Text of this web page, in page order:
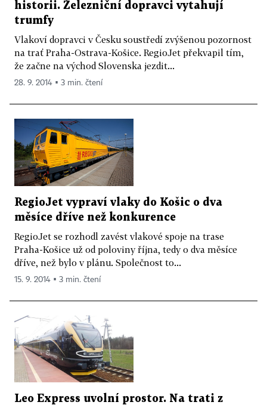
historii. Železniční dopravci vytahují
trumfy
Vlakoví dopravci v Česku soustředí zvýšenou pozornost
na trať Praha-Ostrava-Košice. RegioJet překvapil tím,
že začne na východ Slovenska jezdit...
28. 9. 2014 ▪ 3 min. čtení
RegioJet vypraví vlaky do Košic o dva
měsíce dříve než konkurence
RegioJet se rozhodl zavést vlakové spoje na trase
Praha-Košice už od poloviny října, tedy o dva měsíce
dříve, než bylo v plánu. Společnost to...
15. 9. 2014 ▪ 3 min. čtení
Leo Express uvolní prostor. Na trati z